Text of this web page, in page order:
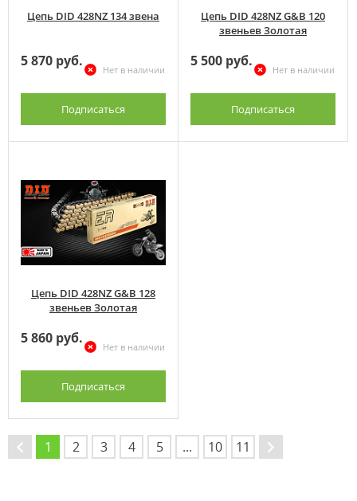
Цепь DID 428NZ 134 звена
5 870 руб.
Нет в наличии
Подписаться
Цепь DID 428NZ G&B 120
звеньев Золотая
5 500 руб.
Нет в наличии
Подписаться
Цепь DID 428NZ G&B 128
звеньев Золотая
5 860 руб.
Нет в наличии
Подписаться
← 1 2 3 4 5 ... 10 11 →